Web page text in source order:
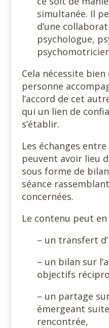
simultanée. Il
d’une
psychologue,
Cela nécessite bien
personne
l’accord de cet
qui un lien de
s’établir.
Les échanges
peuvent avoir lieu
sous forme de
séance
concernées.
Le contenu peut
– un transfert
– un bilan sur
objectifs
– un partage
émergeant
rencontrée,